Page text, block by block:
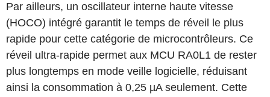
Par ailleurs, un oscillateur interne haute vitesse
(HOCO) intégré garantit le temps de réveil le plus
rapide pour cette catégorie de microcontrôleurs. Ce
réveil ultra-rapide permet aux MCU RA0L1 de rester
plus longtemps en mode veille logicielle, réduisant
ainsi la consommation à 0,25 µA seulement. Cette